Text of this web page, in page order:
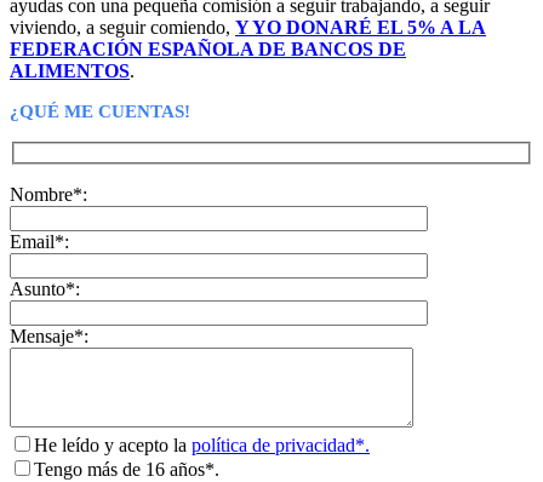
ayudas con una pequeña comisión a seguir trabajando, a seguir
viviendo, a seguir comiendo, Y YO DONARÉ EL 5% A LA
FEDERACIÓN ESPAÑOLA DE BANCOS DE
ALIMENTOS.
¿QUÉ ME CUENTAS!
Nombre*:
Email*:
Asunto*:
Mensaje*:
He leído y acepto la política de privacidad*.
Tengo más de 16 años*.